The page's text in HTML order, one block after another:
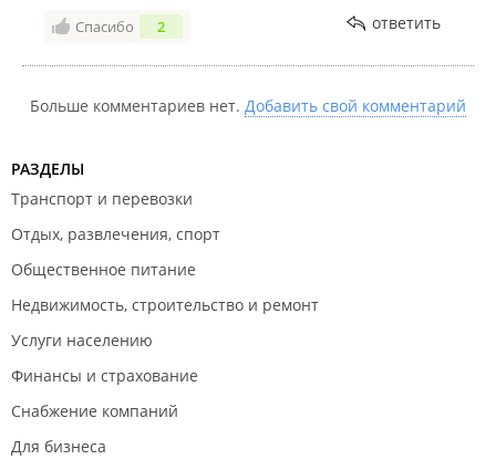
Спасибо 2 ответить
Больше комментариев нет. Добавить свой комментарий
РАЗДЕЛЫ
Транспорт и перевозки
Отдых, развлечения, спорт
Общественное питание
Недвижимость, строительство и ремонт
Услуги населению
Финансы и страхование
Снабжение компаний
Для бизнеса